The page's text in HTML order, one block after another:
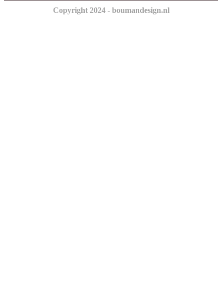
Copyright 2024 - boumandesign.nl